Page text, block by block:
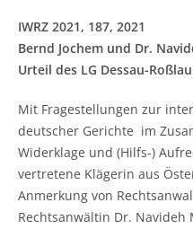
IWRZ 2021, 187, 2021
Bernd Jochem und Dr.
Urteil des LG Dessau-
Mit Fragestellungen zur
deutscher Gerichte im
Widerklage und (Hilfs-)
vertretene Klägerin aus
Anmerkung von
Rechtsanwältin Dr. Navideh